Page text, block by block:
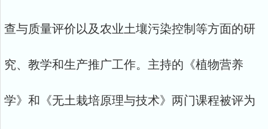
查与质量评价以及农业土壤污染控制等方面的研
究、教学和生产推广工作。主持的《植物营养
学》和《无土栽培原理与技术》两门课程被评为